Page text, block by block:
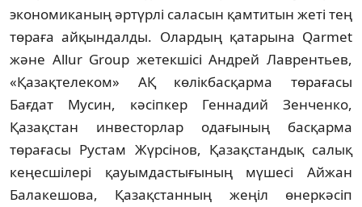
экономиканың əртүрлі саласын қамтитын жеті тең
төраға айқындалды. Олардың қатарына Qarmet
жəне Allur Group жетекшісі Андрей Лаврентьев,
«Қазақтелеком» АҚ көлікбасқарма төрағасы
Бағдат Мусин, кəсіпкер Геннадий Зенченко,
Қазақстан инвесторлар одағының басқарма
төрағасы Рустам Жүрсінов, Қазақстандық салық
кеңесшілері қауымдастығының мүшесі Айжан
Балакешова, Қазақстанның жеңіл өнеркəсіп